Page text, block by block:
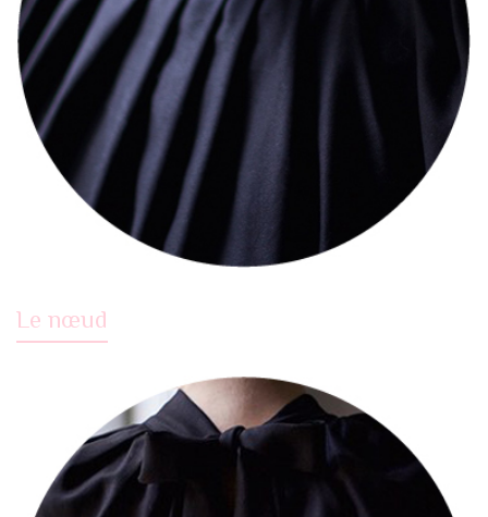
Le nœud